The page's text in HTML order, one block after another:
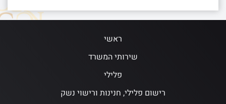
ראשי
שירותי המשרד
פלילי
רישום פלילי, חנינות ורישוי נשק